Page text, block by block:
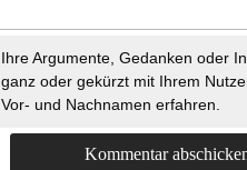
Ihre Argumente, Gedanken oder
ganz oder gekürzt mit Ihrem
Vor- und Nachnamen erfahren.